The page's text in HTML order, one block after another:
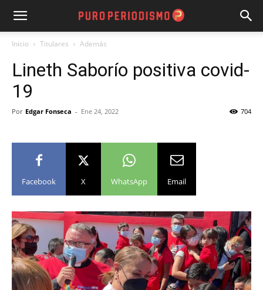
Inicio Titulares Además
Lineth Saborío positiva covid-
19
Por Edgar Fonseca - Ene 24, 2022 704
Facebook X WhatsApp Email